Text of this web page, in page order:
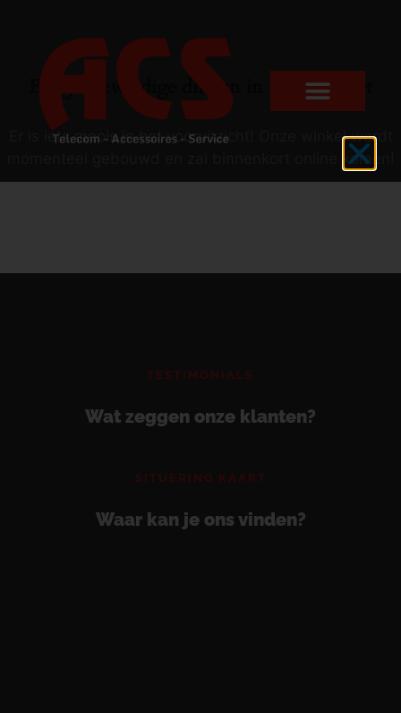
Er zijn geweldige dingen in het verschiet
Er is iets moois in het vooruitzicht! Onze winkel wordt
momenteel gebouwd en zal binnenkort online komen!
TESTIMONIALS
Wat zeggen onze klanten?
SITUERING KAART
Waar kan je ons vinden?